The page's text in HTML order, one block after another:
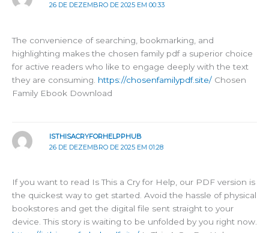
26 DE DEZEMBRO DE 2025 EM 00:33
The convenience of searching, bookmarking, and
highlighting makes the chosen family pdf a superior choice
for active readers who like to engage deeply with the text
they are consuming. https://chosenfamilypdf.site/ Chosen
Family Ebook Download
ISTHISACRYFORHELPPHUB
26 DE DEZEMBRO DE 2025 EM 01:28
If you want to read Is This a Cry for Help, our PDF version is
the quickest way to get started. Avoid the hassle of physical
bookstores and get the digital file sent straight to your
device. This story is waiting to be unfolded by you right now.